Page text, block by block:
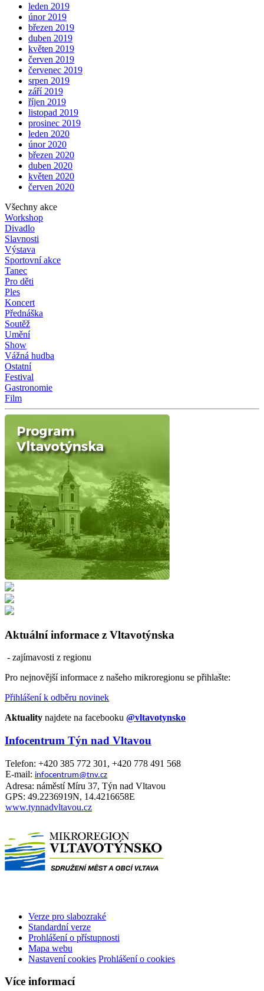
leden 2019
únor 2019
březen 2019
duben 2019
květen 2019
červen 2019
červenec 2019
srpen 2019
září 2019
říjen 2019
listopad 2019
prosinec 2019
leden 2020
únor 2020
březen 2020
duben 2020
květen 2020
červen 2020
Všechny akce
Workshop
Divadlo
Slavnosti
Výstava
Sportovní akce
Tanec
Pro děti
Ples
Koncert
Přednáška
Soutěž
Umění
Show
Vážná hudba
Ostatní
Festival
Gastronomie
Film
Aktuální informace z Vltavotýnska
- zajímavosti z regionu
Pro nejnovější informace z našeho mikroregionu se přihlašte:
Přihlášení k odběru novinek
Aktuality najdete na facebooku @vltavotynsko
Infocentrum Týn nad Vltavou
Telefon: +420 385 772 301, +420 778 491 568
E-mail: infocentrum@tnv.cz
Adresa: náměstí Míru 37, Týn nad Vltavou
GPS: 49.2236919N, 14.4216658E
www.tynnadvltavou.cz
Verze pro slabozraké
Standardní verze
Prohlášení o přístupnosti
Mapa webu
Nastavení cookies Prohlášení o cookies
Více informací